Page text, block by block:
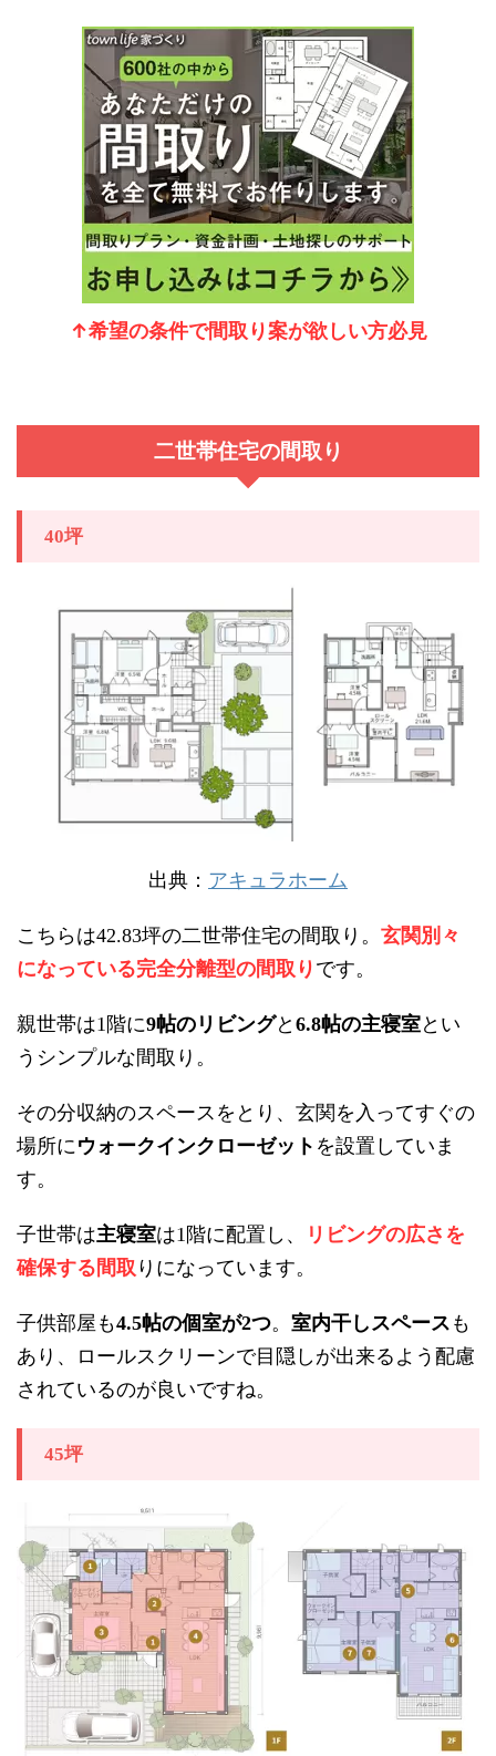
↑希望の条件で間取り案が欲しい方必見
二世帯住宅の間取り
40坪
出典： アキュラホーム
こちらは42.83坪の二世帯住宅の間取り。 玄関別々
になっている完全分離型の間取りです。
親世帯は1 階に9帖のリビングと 6.8帖の主寝室とい
うシンプルな間取り。
その分収納のスペースをとり、玄関を入ってすぐの
場所にウォークインクローゼット を設置 していま
す。
子世帯は主寝室は1 階に配置し、
リビングの広さを
確保する間取 りになっています。
子供部屋も4.5帖の個室が2つ。 室内干しスペースも
あり、ロールスクリーンで目隠しが出来るよう配慮
されているのが良いですね。
45坪